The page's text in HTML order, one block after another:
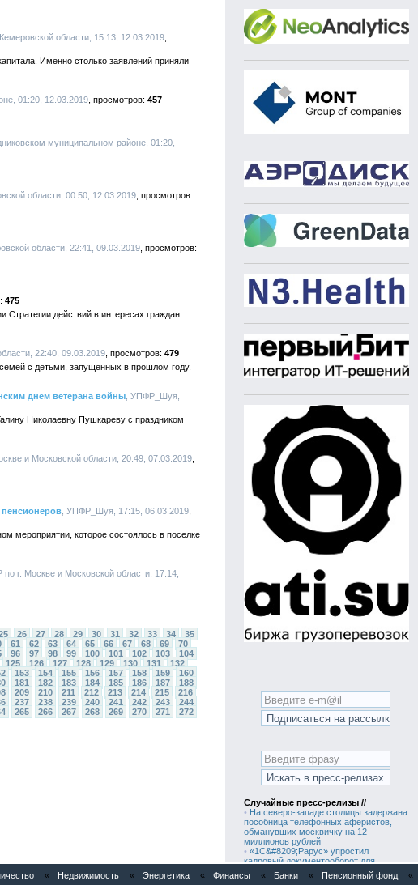
области, 15:13, 12.03.2019
Именно столько заявлений приняли
01:20, 12.03.2019
457
муниципальном районе, 01:20,
области, 00:50, 12.03.2019
области, 22:41, 09.03.2019
475
Стратегии действий в интересах граждан
22:40, 09.03.2019
479
с детьми, запущенных в прошлом году.
днем ветерана войны , УПФР_Шуя,
Николаевну Пушкареву с праздником
и Московской области, 20:49, 07.03.2019
пенсионеров , УПФР_Шуя, 17:15, 06.03.2019
мероприятии, которое состоялось в поселке
г. Москве и Московской области, 17:14,
26 27 28 29 30 31 32 33 34
35
61 62 63 64 65 66 67 68 69
70
96 97 98 99 100 101 102 103
104
125 126 127 128 129 130 131
132
153 154 155 156 157 158 159
160
181 182 183 184 185 186 187
188
209 210 211 212 213 214 215
216
237 238 239 240 241 242 243
244
265 266 267 268 269 270 271
272
Случайные пресс-релизы //
• На северо-западе столицы задержана
пособница телефонных аферистов,
обманувших москвичку на 12
миллионов рублей
• «1С&#8209;Рарус» упростил
кадровый документооборот для
сотрудников группы предприятий
«Готэк»
« Недвижимость « Энергетика « Финансы « Банки « Пенсионный фонд
«